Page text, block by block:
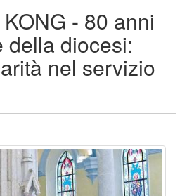
- 80 anni
della diocesi:
nel servizio